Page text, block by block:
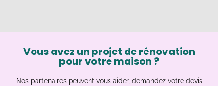
Vous avez un projet de rénovation
pour votre maison ?
Nos partenaires peuvent vous aider, demandez votre devis